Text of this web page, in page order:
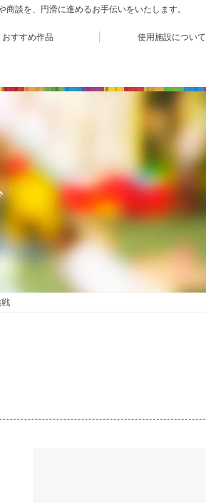
談を、円滑に進めるお手伝いをいたします。
おすすめ作品 使用施設について